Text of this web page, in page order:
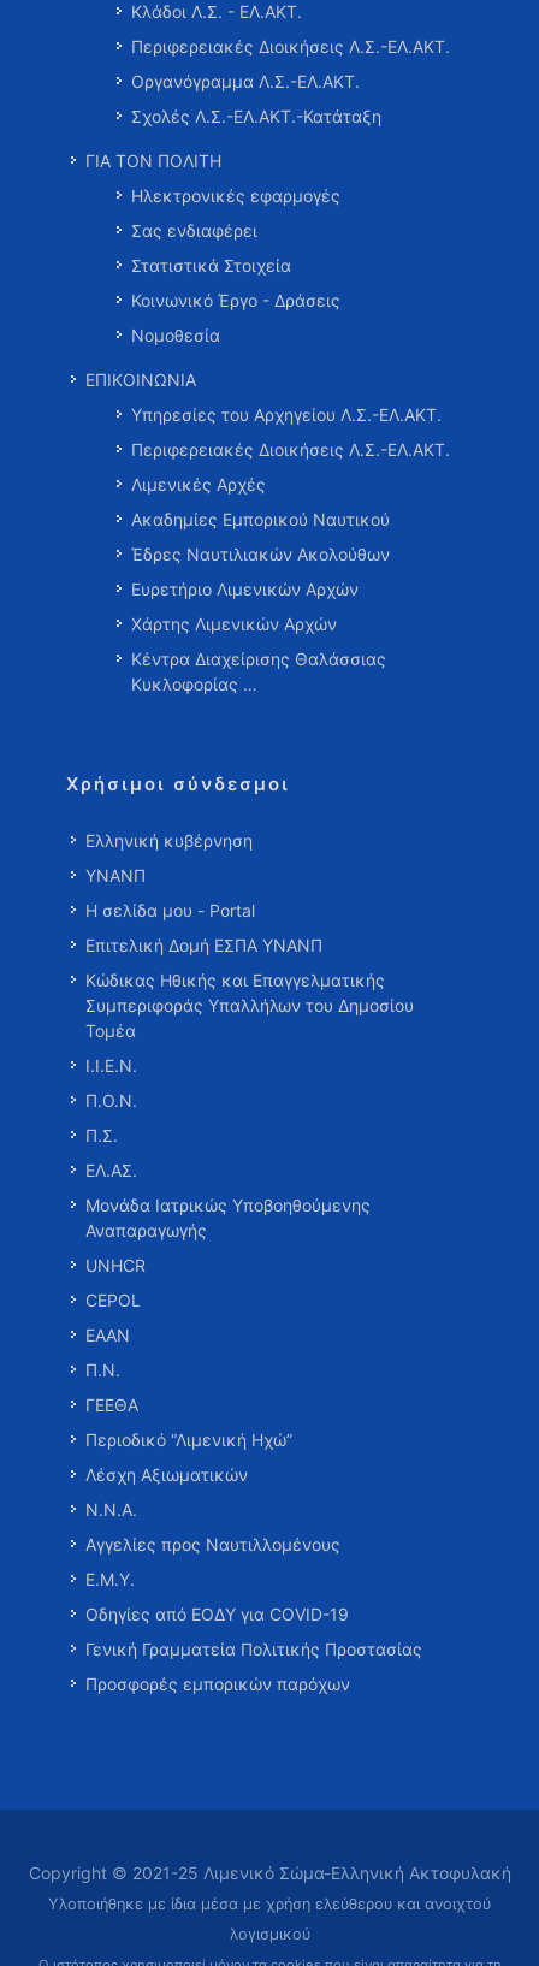
Κλάδοι Λ.Σ. - ΕΛ.ΑΚΤ.
Περιφερειακές Διοικήσεις Λ.Σ.-ΕΛ.ΑΚΤ.
Οργανόγραμμα Λ.Σ.-ΕΛ.ΑΚΤ.
Σχολές Λ.Σ.-ΕΛ.ΑΚΤ.-Κατάταξη
ΓΙΑ ΤΟΝ ΠΟΛΙΤΗ
Ηλεκτρονικές εφαρμογές
Σας ενδιαφέρει
Στατιστικά Στοιχεία
Κοινωνικό Έργο - Δράσεις
Νομοθεσία
ΕΠΙΚΟΙΝΩΝΙΑ
Υπηρεσίες του Αρχηγείου Λ.Σ.-ΕΛ.ΑΚΤ.
Περιφερειακές Διοικήσεις Λ.Σ.-ΕΛ.ΑΚΤ.
Λιμενικές Αρχές
Ακαδημίες Εμπορικού Ναυτικού
Έδρες Ναυτιλιακών Ακολούθων
Ευρετήριο Λιμενικών Αρχών
Χάρτης Λιμενικών Αρχών
Κέντρα Διαχείρισης Θαλάσσιας
Κυκλοφορίας …
Χρήσιμοι σύνδεσμοι
Ελληνική κυβέρνηση
ΥΝΑΝΠ
Η σελίδα μου - Portal
Επιτελική Δομή ΕΣΠΑ ΥΝΑΝΠ
Κώδικας Ηθικής και Επαγγελματικής
Συμπεριφοράς Υπαλλήλων του Δημοσίου
Τομέα
Ι.Ι.Ε.Ν.
Π.Ο.Ν.
Π.Σ.
ΕΛ.ΑΣ.
Μονάδα Ιατρικώς Υποβοηθούμενης
Αναπαραγωγής
UNHCR
CEPOL
ΕΑΑΝ
Π.Ν.
ΓΕΕΘΑ
Περιοδικό “Λιμενική Ηχώ”
Λέσχη Αξιωματικών
Ν.Ν.Α.
Αγγελίες προς Ναυτιλλομένους
Ε.Μ.Υ.
Οδηγίες από ΕΟΔΥ για COVID-19
Γενική Γραμματεία Πολιτικής Προστασίας
Προσφορές εμπορικών παρόχων
Copyright © 2021-25 Λιμενικό Σώμα-Ελληνική Ακτοφυλακή
Υλοποιήθηκε με ίδια μέσα με χρήση ελεύθερου και ανοιχτού
λογισμικού